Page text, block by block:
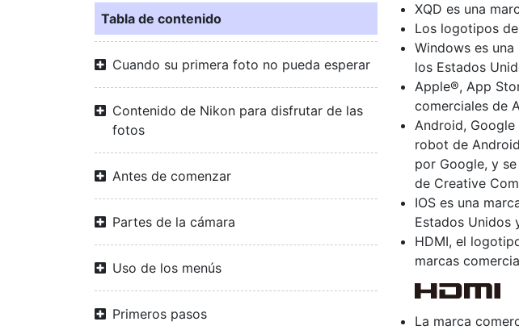
Tabla de contenido
Cuando su primera foto no pueda esperar
Contenido de Nikon para disfrutar de las
fotos
Antes de comenzar
Partes de la cámara
Uso de los menús
Primeros pasos
XQD es una
Los logotipos
Windows es
los Estados
Apple®, App
comerciales de
Android,
robot de
por Google, y
de Creative
IOS es una
Estados Unidos
HDMI, el
marcas
La marca